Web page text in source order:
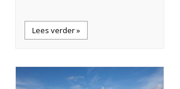
Lees verder »